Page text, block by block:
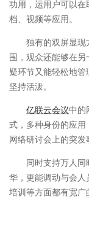
功用，运用户可以
档、视频等应用。
独有的双屏显现
围，观众还能够在
疑环节又能轻松地
坚持活泼。
亿联云会议中的
式，多种身份的应
网络研讨会上的突发
同时支持万人同时
华，更能调动与会
培训等方面都有宽广